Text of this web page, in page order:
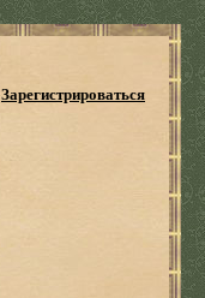
Зарегистрироваться